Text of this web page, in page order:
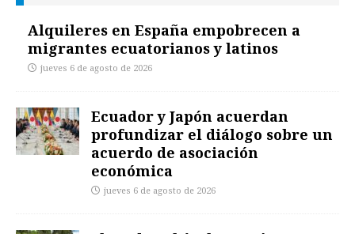
Alquileres en España empobrecen a
migrantes ecuatorianos y latinos
jueves 6 de agosto de 2026
Ecuador y Japón acuerdan
profundizar el diálogo sobre un
acuerdo de asociación
económica
jueves 6 de agosto de 2026